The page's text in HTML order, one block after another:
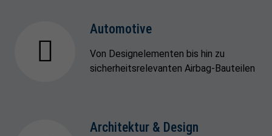
Automotive
Von Designelementen bis hin zu
sicherheitsrelevanten Airbag-Bauteilen
Architektur & Design